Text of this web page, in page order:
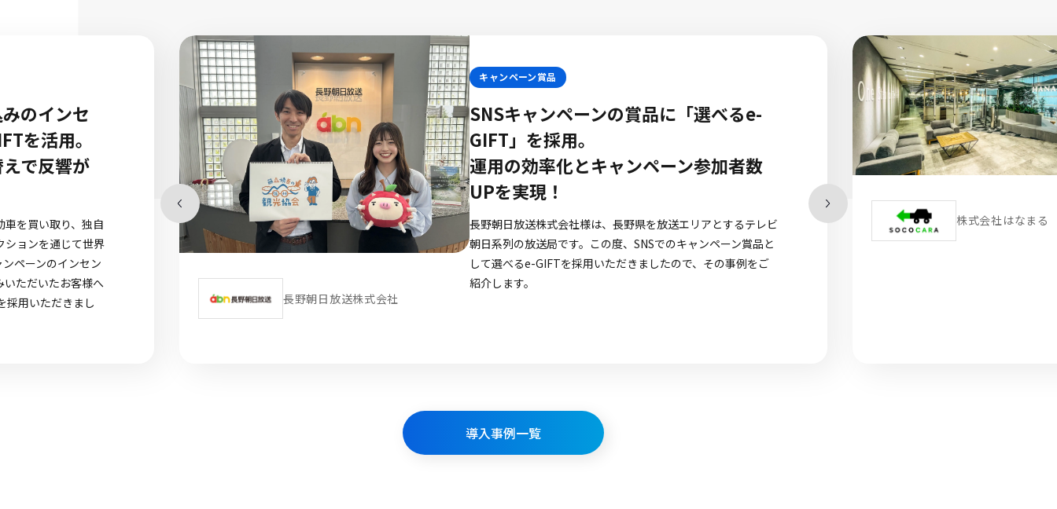
キャンペーンの賞品に「選べるe-
」を採用。
用の効率化とキャンペーン参加者数
朝日放送株式会社様は、長野県を放送エリアとするテレビ
系列の放送局です。この度、SNSでのキャンペーン賞品と
選べるe-GIFTを採用いただきましたので、その事例をご
します。
株式会社はなまる
SNSキャンペーンやお申込みのインセ
ンティブとして選べるe-GIFTを活用。
ギフトカードからの切り替えで反響が
株式会社はなまる様は、不要になった自動車を買い取り、独自
開発した自社リサイクルカーネットオークションを通じて世界
中に販売する会社です。この度、SNSキャンペーンのインセン
導入事例一覧